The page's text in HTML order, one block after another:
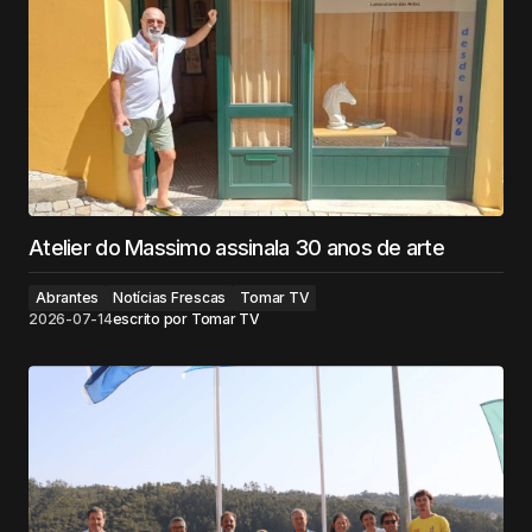
Atelier do Massimo assinala 30 anos de arte
Abrantes Notícias Frescas
Tomar TV
2026-07-14escrito por Tomar TV